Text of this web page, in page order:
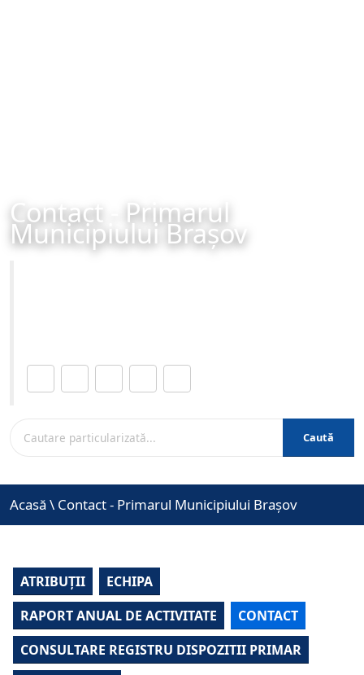
Contact - Primarul
Municipiului Brașov
Caută
Acasă \ Contact - Primarul Municipiului Brașov
ATRIBUȚII
ECHIPA
RAPORT ANUAL DE ACTIVITATE
CONTACT
CONSULTARE REGISTRU DISPOZITII PRIMAR